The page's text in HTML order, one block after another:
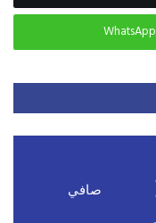
WhatsApp
صافي